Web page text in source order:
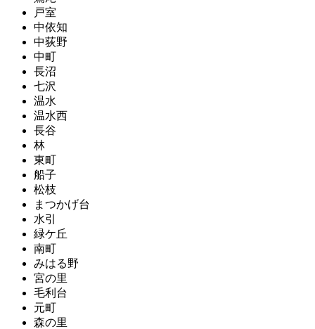
戸室
中依知
中荻野
中町
長沼
七沢
温水
温水西
長谷
林
東町
船子
松枝
まつかげ台
水引
緑ケ丘
南町
みはる野
宮の里
毛利台
元町
森の里